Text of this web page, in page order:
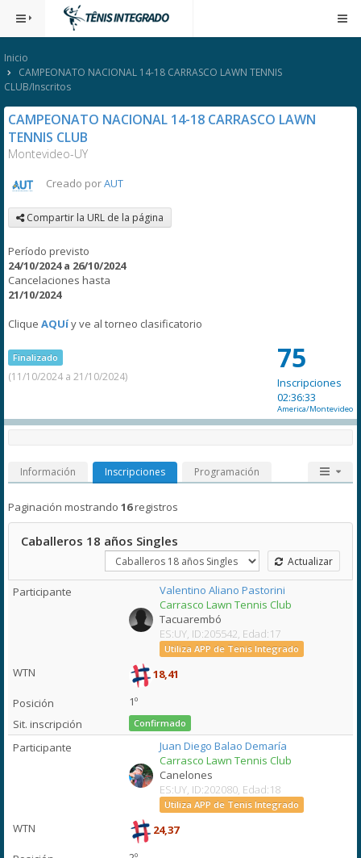
Inicio
CAMPEONATO NACIONAL 14-18 CARRASCO LAWN TENNIS
CLUB/Inscritos
CAMPEONATO NACIONAL 14-18 CARRASCO LAWN
TENNIS CLUB
Montevideo-UY
Creado porAUT
Compartir la URL de la página
Período previsto
24/10/2024 a 26/10/2024
Cancelaciones hasta
21/10/2024
Clique AQUíy ve al torneo clasificatorio
Finalizado
(11/10/2024 a 21/10/2024)
75
Inscripciones
02:36:33
America/Montevideo
Información Inscripciones Programación
Paginación mostrando 16registros
Caballeros 18 años Singles
Actualizar
Valentino Aliano Pastorini
Carrasco Lawn Tennis Club
Tacuarembó
ES:UY, ID:205542, Edad:17
Utiliza APP de Tenis Integrado
18,41
1º
Confirmado
Juan Diego Balao Demaría
Carrasco Lawn Tennis Club
Canelones
ES:UY, ID:202080, Edad:18
Utiliza APP de Tenis Integrado
24,37